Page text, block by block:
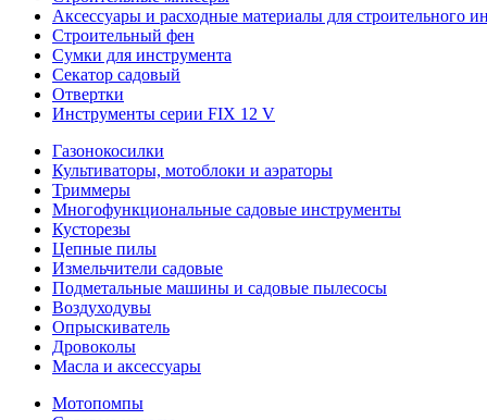
Аксессуары и расходные материалы для строительного
Строительный фен
Сумки для инструмента
Секатор садовый
Отвертки
Инструменты серии FIX 12 V
Газонокосилки
Культиваторы, мотоблоки и аэраторы
Триммеры
Многофункциональные садовые инструменты
Кусторезы
Цепные пилы
Измельчители садовые
Подметальные машины и садовые пылесосы
Воздуходувы
Опрыскиватель
Дровоколы
Масла и аксессуары
Мотопомпы